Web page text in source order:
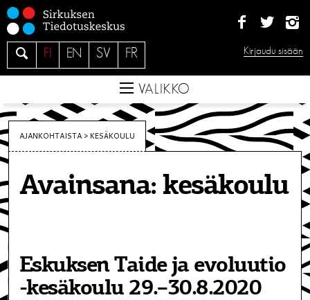
r
s
i
l
t
ö
n
a
FI EN SV FR Kirjaudu sisään
VALIKKO
AJANKOHTAISTA > KESÄKOULU
Avainsana: kesäkoulu
Eskuksen Taide ja evoluutio
-kesäkoulu 29.–30.8.2020